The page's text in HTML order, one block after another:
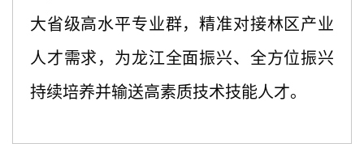
大省级高水平专业群，精准对接林区产业
人才需求，为龙江全面振兴、全方位振兴
持续培养并输送高素质技术技能人才。